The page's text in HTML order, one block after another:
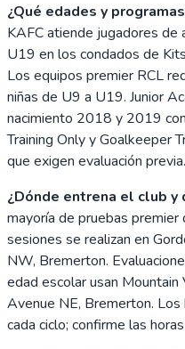
¿Qué edades y
KAFC atiende jugadores de
U19 en los condados de
Los equipos premier RCL
niñas de U9 a U19. Junior
nacimiento 2018 y 2019
Training Only y Goalkeeper
que exigen evaluación previa.
¿Dónde entrena el club y
mayoría de pruebas
sesiones se realizan en
NW, Bremerton.
edad escolar usan
Avenue NE, Bremerton.
cada ciclo; confirme las